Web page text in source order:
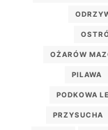
OŻARÓW
PILAWA
PODKOWA
PRZYSUCHA